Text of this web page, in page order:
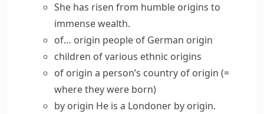
She has risen from humble origins to
immense wealth.
of… origin people of German origin
children of various ethnic origins
of origin a person’s country of origin (=
where they were born)
by origin He is a Londoner by origin.